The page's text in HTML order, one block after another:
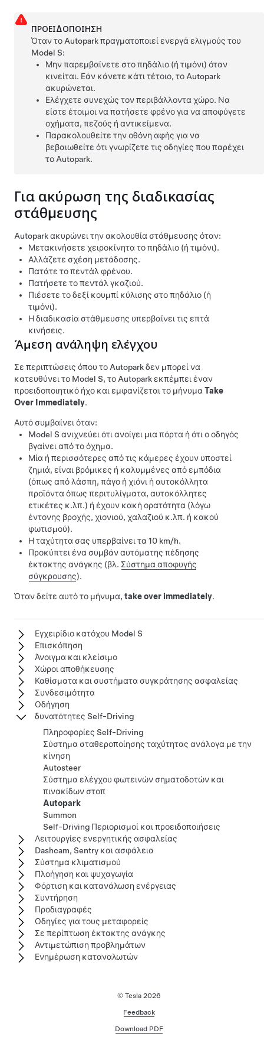
ΠΡΟΕΙΔΟΠΟΊΗΣΗ
Όταν το Autoparkπραγματοποιεί ενεργά ελιγμούς του
Model S:
Μην παρεμβαίνετε στοπηδάλιο (ή τιμόνι) όταν
κινείται. Εάν κάνετε κάτι τέτοιο, το Autopark
ακυρώνεται.
Ελέγχετε συνεχώς τον περιβάλλοντα χώρο. Να
είστε έτοιμοι να πατήσετε φρένο για να αποφύγετε
οχήματα, πεζούς ή αντικείμενα.
Παρακολουθείτε την οθόνη αφής για να
βεβαιωθείτε ότι γνωρίζετε τις οδηγίες που παρέχει
το Autopark.
Για ακύρωση της διαδικασίας
στάθμευσης
Autoparkακυρώνει την ακολουθία στάθμευσης όταν:
Μετακινήσετε χειροκίνητα τοπηδάλιο (ή τιμόνι).
Αλλάζετε σχέση μετάδοσης.
Πατάτε το πεντάλ φρένου.
Πατήσετε το πεντάλ γκαζιού.
Πιέσετε το δεξί κουμπί κύλισης στοπηδάλιο (ή
τιμόνι).
Η διαδικασία στάθμευσης υπερβαίνει τις επτά
κινήσεις.
Άμεση ανάληψη ελέγχου
Σε περιπτώσεις όπου το Autoparkδεν μπορεί να
κατευθύνει το Model S, το Autoparkεκπέμπει έναν
προειδοποιητικό ήχο και εμφανίζεται το μήνυμα Take
Over Immediately.
Αυτό συμβαίνει όταν:
Model S ανιχνεύει ότι ανοίγει μια πόρτα ή ότι ο οδηγός
βγαίνει από το όχημα.
Μία ή περισσότερες από τις κάμερες έχουν υποστεί
ζημιά, είναι βρόμικες ή καλυμμένες από εμπόδια
(όπως από λάσπη, πάγο ή χιόνι ή αυτοκόλλητα
προϊόντα όπως περιτυλίγματα, αυτοκόλλητες
ετικέτες κ.λπ.) ή έχουν κακή ορατότητα (λόγω
έντονης βροχής, χιονιού, χαλαζιού κ.λπ. ή κακού
φωτισμού).
Η ταχύτητα σας υπερβαίνει τα 10 km/h.
Προκύπτει ένα συμβάν αυτόματης πέδησης
έκτακτης ανάγκης (βλ. Σύστημα αποφυγής
σύγκρουσης).
Όταν δείτε αυτό το μήνυμα, take over immediately.
Εγχειρίδιο κατόχου Model S
Επισκόπηση
Άνοιγμα και κλείσιμο
Χώροι αποθήκευσης
Καθίσματα και συστήματα συγκράτησης ασφαλείας
Συνδεσιμότητα
Οδήγηση
δυνατότητες Self-Driving
Πληροφορίες Self-Driving
Σύστημα σταθεροποίησης ταχύτητας ανάλογα με την
κίνηση
Autosteer
Σύστημα ελέγχου φωτεινών σηματοδοτών και
πινακίδων στοπ
Autopark
Summon
Self-Driving Περιορισμοί και προειδοποιήσεις
Λειτουργίες ενεργητικής ασφαλείας
Dashcam, Sentry και ασφάλεια
Σύστημα κλιματισμού
Πλοήγηση και ψυχαγωγία
Φόρτιση και κατανάλωση ενέργειας
Συντήρηση
Προδιαγραφές
Οδηγίες για τους μεταφορείς
Σε περίπτωση έκτακτης ανάγκης
Αντιμετώπιση προβλημάτων
Ενημέρωση καταναλωτών
© Tesla 2026
Feedback
Download PDF